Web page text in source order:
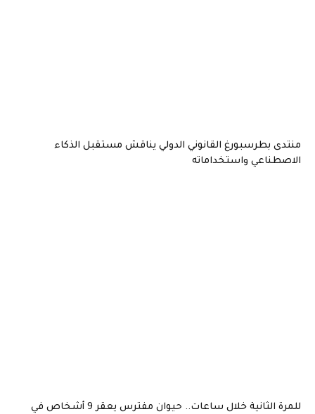
منتدى بطرسبورغ القانوني الدولي يناقش مستقبل الذكاء
الاصطناعي واستخداماته
للمرة الثانية خلال ساعات.. حيوان مفترس يعقر 9 أشخاص في